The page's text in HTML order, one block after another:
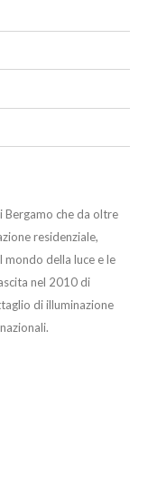
Bergamo che da oltre
residenziale,
mondo della luce e le
nel 2010 di
di illuminazione